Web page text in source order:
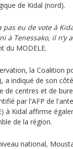
de Kidal (nord).
pas eu de vote à
à Tenessako, il n’y
du MODELE.
la Coalition
a indiqué de son
de centres et de
par l'AFP de
à Kidal affirme
de la région.
national,